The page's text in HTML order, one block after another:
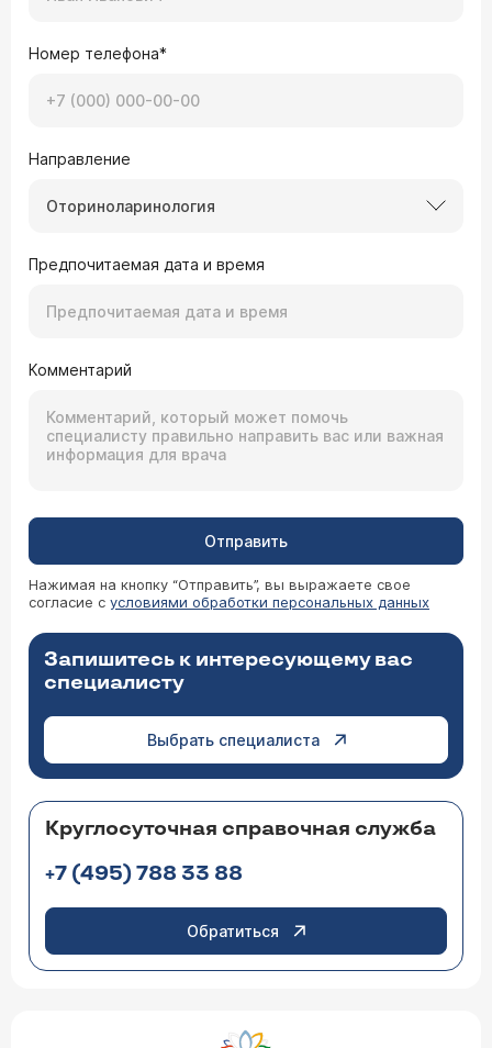
Номер телефона*
Направление
Оториноларинология
Предпочитаемая дата и время
Комментарий
Отправить
Нажимая на кнопку “Отправить”, вы выражаете свое
согласие с условиями обработки персональных данных
Запишитесь к интересующему вас
специалисту
Выбрать специалиста
Круглосуточная справочная служба
+7 (495) 788 33 88
Обратиться